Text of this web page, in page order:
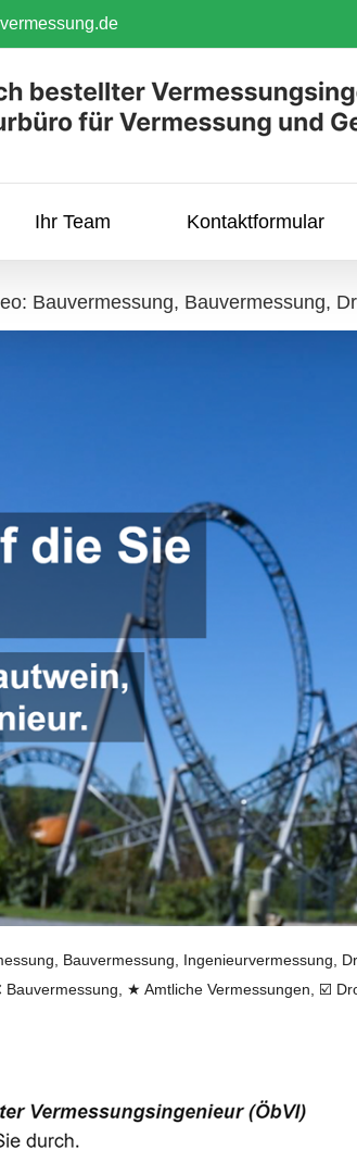
Ihr Team Kontaktformular
Bauvermessung, Bauvermessung,
Bauvermessung, Ingenieurvermessung,
★ Amtliche Vermessungen, ☑️